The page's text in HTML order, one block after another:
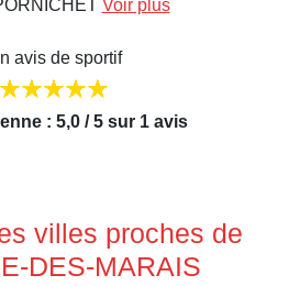
Voir plus
avis de sportif
: 5,0 / 5 sur 1 avis
villes proches de
DES-MARAIS